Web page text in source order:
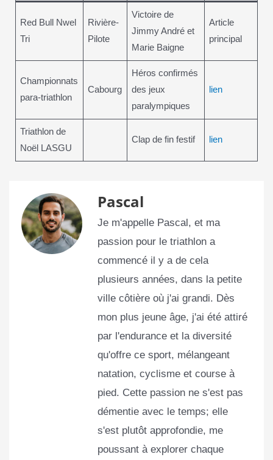
Red Bull Nwel
Tri
Rivière-
Pilote
Victoire de
Jimmy André et
Marie Baigne
Article
principal
Championnats
para-triathlon
Cabourg
Héros confirmés
des jeux
paralympiques
lien
Triathlon de
Noël LASGU
Clap de fin festif lien
Pascal
Je m'appelle Pascal, et ma
passion pour le triathlon a
commencé il y a de cela
plusieurs années, dans la petite
ville côtière où j'ai grandi. Dès
mon plus jeune âge, j'ai été attiré
par l'endurance et la diversité
qu'offre ce sport, mélangeant
natation, cyclisme et course à
pied. Cette passion ne s'est pas
démentie avec le temps; elle
s'est plutôt approfondie, me
poussant à explorer chaque